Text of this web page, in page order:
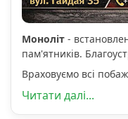
Моноліт -
пам'ятників.
Враховуємо всі
Читати далі...